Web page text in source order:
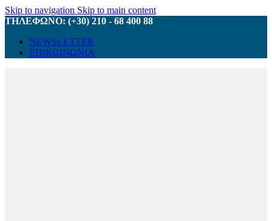
Skip to navigation Skip to main content
ΤΗΛΕΦΩΝΟ: (+30) 210 - 68 400 88
NEWSLETTER
ΕΠΙΚΟΙΝΩΝΙΑ